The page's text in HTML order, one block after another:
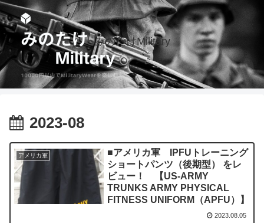
みのたけMilitary
2023-08
アメリカ軍
■アメリカ軍 IPFUトレーニング
ショートパンツ（後期型） をレ
ビュー！ 【US-ARMY
TRUNKS ARMY PHYSICAL
FITNESS UNIFORM（APFU）】
2023.08.05